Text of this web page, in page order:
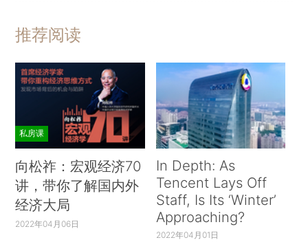
推荐阅读
私房课
向松祚：宏观经济70
讲，带你了解国内外
经济大局
2022年04月06日
In Depth: As
Tencent Lays Off
Staff, Is Its ‘Winter’
Approaching?
2022年04月01日